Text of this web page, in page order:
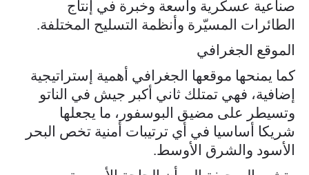
صناعية عسكرية واسعة وخبرة في إنتاج
الطائرات المسيّرة وأنظمة التسليح المختلفة.
الموقع الجغرافي
كما يمنحها موقعها الجغرافي أهمية إستراتيجية
إضافية، فهي تمتلك ثاني أكبر جيش في الناتو
وتسيطر على مضيق البوسفور، ما يجعلها
شريكا أساسيا في أي ترتيبات أمنية تخص البحر
الأسود والشرق الأوسط.